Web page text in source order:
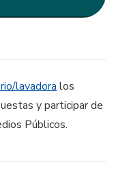
lavadora los
y participar de
Públicos.